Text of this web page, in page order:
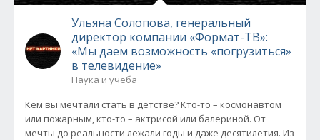
Ульяна Солопова, генеральный
директор компании «Формат-ТВ»:
«Мы даем возможность «погрузиться»
в телевидение»
Наука и учеба
Кем вы мечтали стать в детстве? Кто-то – космонавтом
или пожарным, кто-то – актрисой или балериной. От
мечты до реальности лежали годы и даже десятилетия. Из